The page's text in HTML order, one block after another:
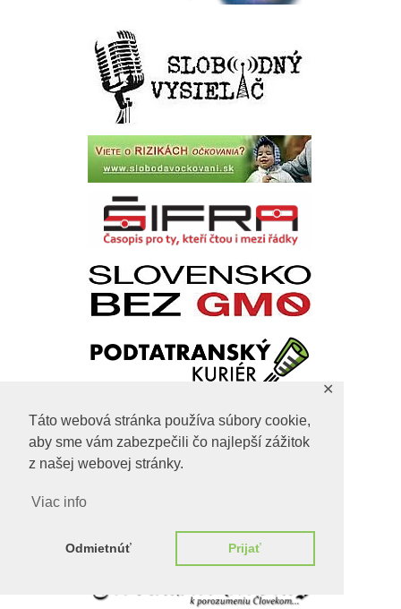
Táto webová stránka používa súbory cookie,
aby sme vám zabezpečili čo najlepší zážitok
z našej webovej stránky.
Viac info
Odmietnúť Prijať
✕